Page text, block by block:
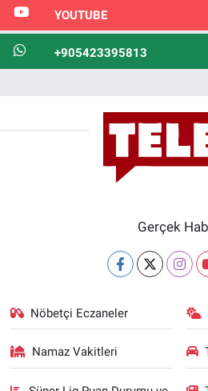
YOUTUBE
+905423395813
Gerçek
Nöbetçi Eczaneler
Namaz Vakitleri